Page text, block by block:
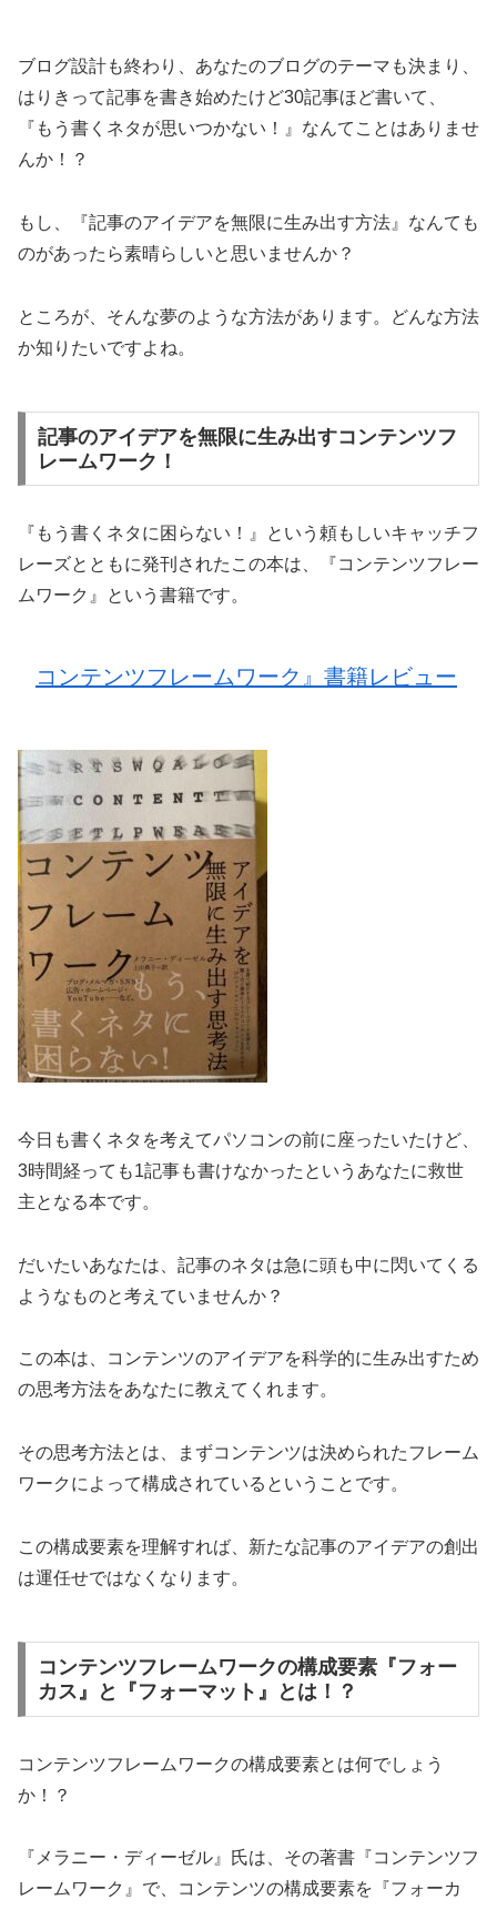
ブログ設計も終わり、あなたのブログのテーマも決まり、
はりきって記事を書き始めたけど30記事ほど書いて、
『もう書くネタが思いつかない！』なんてことはありませ
んか！？
もし、『記事のアイデアを無限に生み出す方法』なんても
のがあったら素晴らしいと思いませんか？
ところが、そんな夢のような方法があります。どんな方法
か知りたいですよね。
記事のアイデアを無限に生み出すコンテンツフ
レームワーク！
『もう書くネタに困らない！』という頼もしいキャッチフ
レーズとともに発刊されたこの本は、『コンテンツフレー
ムワーク』という書籍です。
コンテンツフレームワーク』書籍レビュー
今日も書くネタを考えてパソコンの前に座ったいたけど、
3時間経っても1記事も書けなかったというあなたに救世
主となる本です。
だいたいあなたは、記事のネタは急に頭も中に閃いてくる
ようなものと考えていませんか？
この本は、コンテンツのアイデアを科学的に生み出すため
の思考方法をあなたに教えてくれます。
その思考方法とは、まずコンテンツは決められたフレーム
ワークによって構成されているということです。
この構成要素を理解すれば、新たな記事のアイデアの創出
は運任せではなくなります。
コンテンツフレームワークの構成要素『フォー
カス』と『フォーマット』とは！？
コンテンツフレームワークの構成要素とは何でしょう
か！？
『メラニー・ディーゼル』氏は、その著書『コンテンツフ
レームワーク』で、コンテンツの構成要素を『フォーカ